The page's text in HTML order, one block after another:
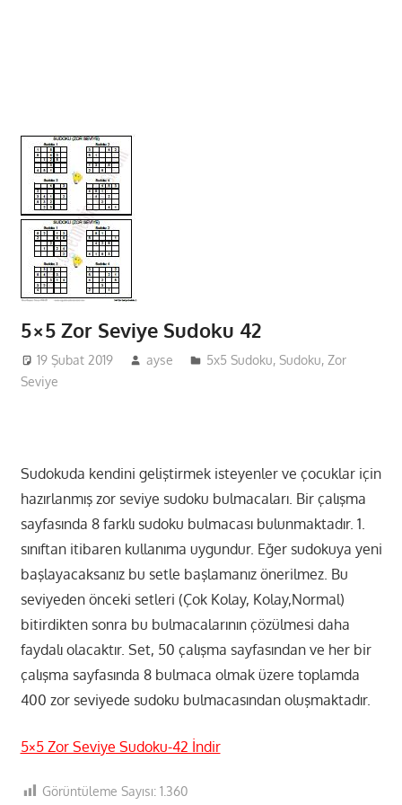
5×5 Zor Seviye Sudoku 42
19 Şubat 2019 ayse 5x5 Sudoku,Sudoku, Zor
Seviye
Sudokuda kendini geliştirmek isteyenler ve çocuklar için
hazırlanmış zor seviye sudoku bulmacaları. Bir çalışma
sayfasında 8 farklı sudoku bulmacası bulunmaktadır. 1.
sınıftan itibaren kullanıma uygundur. Eğer sudokuya yeni
başlayacaksanız bu setle başlamanız önerilmez. Bu
seviyeden önceki setleri (Çok Kolay, Kolay,Normal)
bitirdikten sonra bu bulmacalarının çözülmesi daha
faydalı olacaktır. Set, 50 çalışma sayfasından ve her bir
çalışma sayfasında 8 bulmaca olmak üzere toplamda
400 zor seviyede sudoku bulmacasından oluşmaktadır.
5×5 Zor Seviye Sudoku-42 İndir
Görüntüleme Sayısı: 1.360